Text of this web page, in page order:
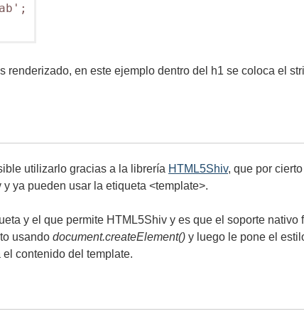
en este ejemplo dentro del h1 se coloca el
utilizarlo gracias a la librería HTML5Shiv, que por
ya pueden usar la etiqueta <template>.
y el que permite HTML5Shiv y es que el soporte nativo
usando document.createElement() y luego le pone el
contenido del template.